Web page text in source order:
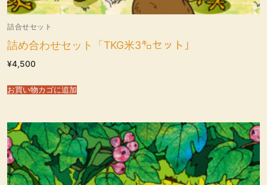
詰合せセット
詰め合わせセット「TKG米3㌔セット」
¥4,500
お買い物カゴに追加